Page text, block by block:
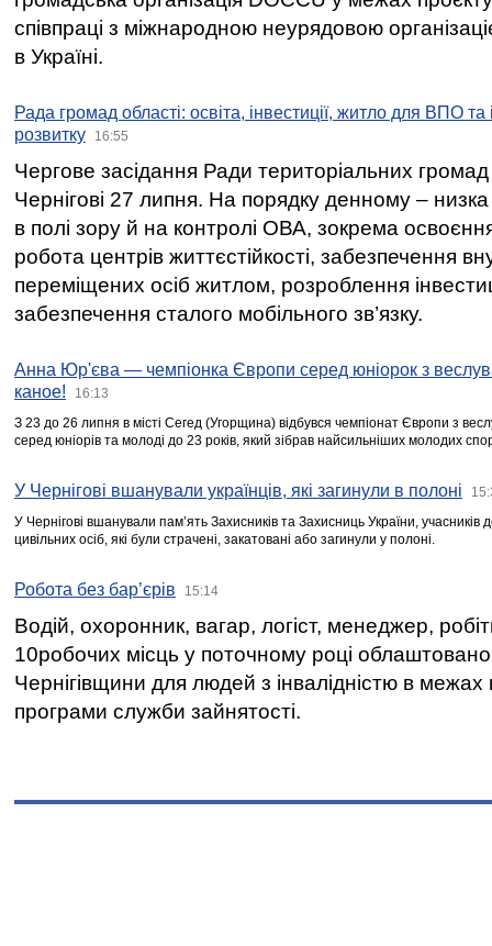
співпраці з міжнародною неурядовою
в Україні.
Рада громад області: освіта, інвестиції, житло для ВПО
розвитку
16:55
Чергове засідання Ради територіальних громад
Чернігові 27 липня. На порядку денному –
в полі зору й на контролі ОВА, зокрема освоєння
робота центрів життєстійкості, забезпечення
переміщених осіб житлом, розроблення
забезпечення сталого мобільного зв’язку.
Анна Юр'єва — чемпіонка Європи серед юніорок з
каное!
16:13
З 23 до 26 липня в місті Сегед (Угорщина) відбувся чемпіонат Європи з
серед юніорів та молоді до 23 років, який зібрав найсильніших молодих
У Чернігові вшанували українців, які загинули в полоні
У Чернігові вшанували пам’ять Захисників та Захисниць України,
цивільних осіб, які були страчені, закатовані або загинули у полоні.
Робота без бар’єрів 15:14
Водій, охоронник, вагар, логіст, менеджер,
10робочих місць у поточному році
Чернігівщини для людей з інвалідністю в межах
програми служби зайнятості.